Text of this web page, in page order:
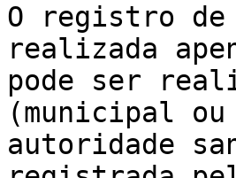
O registro de
realizada
pode ser
(municipal
autoridade